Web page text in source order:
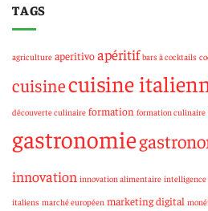
TAGS
agriculture aperitivoapéritif bars à cocktails
cuisinecuisine
découverte culinaire formation formation culinaire
gastronomie
innovation innovation alimentaire
italiens marché européen marketing digital